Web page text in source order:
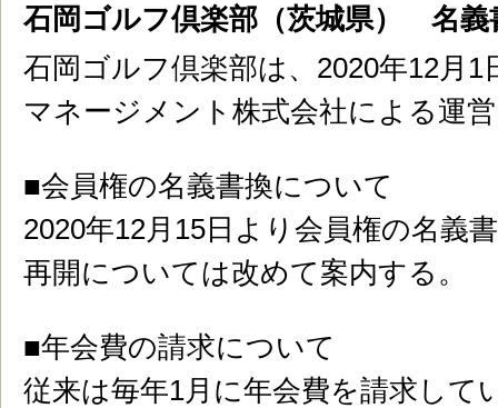
石岡ゴルフ倶楽部（茨城県） 名義
石岡ゴルフ倶楽部は、2020年12月
マネージメント株式会社による運
■会員権の名義書換について
2020年12月15日より会員権の名義
再開については改めて案内する。
■年会費の請求について
従来は毎年1月に年会費を請求して